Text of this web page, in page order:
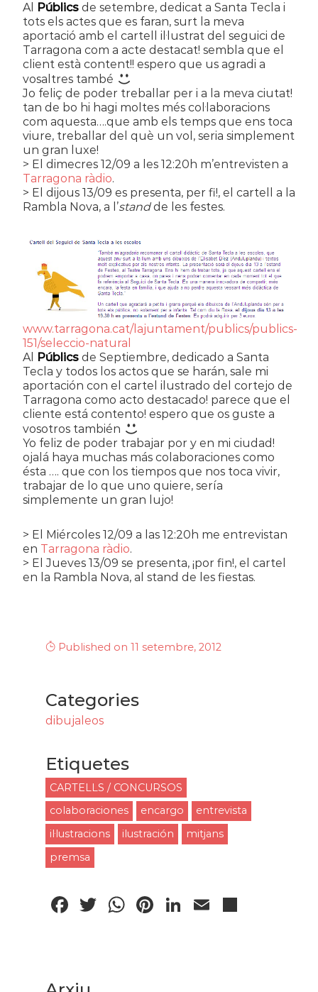
Al Públics de setembre, dedicat a Santa Tecla i
tots els actes que es faran, surt la meva
aportació amb el cartell il·lustrat del seguici de
Tarragona com a acte destacat! sembla que el
client està content!! espero que us agradi a
vosaltres també
Jo feliç de poder treballar per i a la meva ciutat!
tan de bo hi hagi moltes més col·laboracions
com aquesta….que amb els temps que ens toca
viure, treballar del què un vol, seria simplement
un gran luxe!
> El dimecres 12/09 a les 12:20h m’entrevisten a
Tarragona ràdio.
> El dijous 13/09 es presenta, per fi!, el cartell a la
Rambla Nova, a l’stand de les festes.
www.tarragona.cat/lajuntament/publics/publics-
151/seleccio-natural
Al Públics de Septiembre, dedicado a Santa
Tecla y todos los actos que se harán, sale mi
aportación con el cartel ilustrado del cortejo de
Tarragona como acto destacado! parece que el
cliente está contento! espero que os guste a
vosotros también
Yo feliz de poder trabajar por y en mi ciudad!
ojalá haya muchas más colaboraciones como
ésta …. que con los tiempos que nos toca vivir,
trabajar de lo que uno quiere, sería
simplemente un gran lujo!
> El Miércoles 12/09 a las 12:20h me entrevistan
en Tarragona ràdio.
> El Jueves 13/09 se presenta, ¡por fin!, el cartel
en la Rambla Nova, al stand de les fiestas.
Published on 11 setembre, 2012
Categories
dibujaleos
Etiquetes
CARTELLS / CONCURSOS
colaboraciones
encargo
entrevista
il·lustracions
ilustración
mitjans
premsa
Facebook
Twitter
WhatsApp
Pinterest
LinkedIn
Email